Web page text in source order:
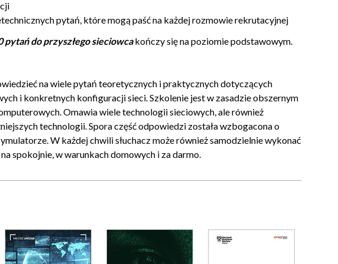
[36]
00:04:22
00:03:56
OGLĄDAJ »
00:04:34
są wady STP? [41]
00:05:26
00:06:54
00:04:39
00:04:20
[48]
pytań, które mogą paść na każdej rozmowie rekrutacyjnej
do przyszłego sieciowcakończy się na poziomie podstawowym.
na wiele pytań teoretycznych i praktycznych dotyczących
i konkretnych konfiguracji sieci. Szkolenie jest w zasadzie obszernym
Omawia wiele technologii sieciowych, ale również
technologii. Spora część odpowiedzi została wzbogacona o
W każdej chwili słuchacz może również samodzielnie wykonać
spokojnie, w warunkach domowych i za darmo.